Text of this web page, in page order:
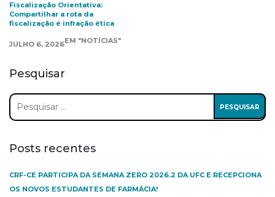
Fiscalização Orientativa:
Compartilhar a rota da
fiscalização é infração ética
JULHO 6, 2026EM "NOTÍCIAS"
Pesquisar
Pesquisar
por:
Posts recentes
CRF-CE PARTICIPA DA SEMANA ZERO 2026.2 DA UFC E RECEPCIONA
OS NOVOS ESTUDANTES DE FARMÁCIA!